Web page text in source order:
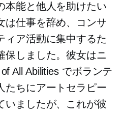
本能と他人を助けたい
は仕事を辞め、コンサ
ィア活動に集中するた
保しました。彼女はニ
All Abilities でボランテ
たちにアートセラピー
いましたが、これが彼